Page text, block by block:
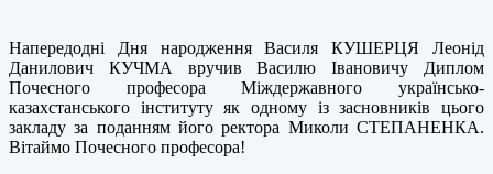
Напередодні Дня народження Василя КУШЕРЦЯ Леонід
Данилович КУЧМА вручив Василю Івановичу Диплом
Почесного професора Міждержавного українсько-
казахстанського інституту як одному із засновників цього
закладу за поданням його ректора Миколи СТЕПАНЕНКА.
Вітаймо Почесного професора!